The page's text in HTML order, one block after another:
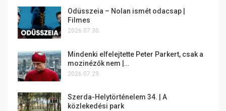
Odüsszeia – Nolan ismét odacsap |
Filmes
2026.07.30.
Mindenki elfelejtette Peter Parkert, csak a
mozinézők nem |…
2026.07.29.
Szerda-Helytörténelem 34. | A
közlekedési park